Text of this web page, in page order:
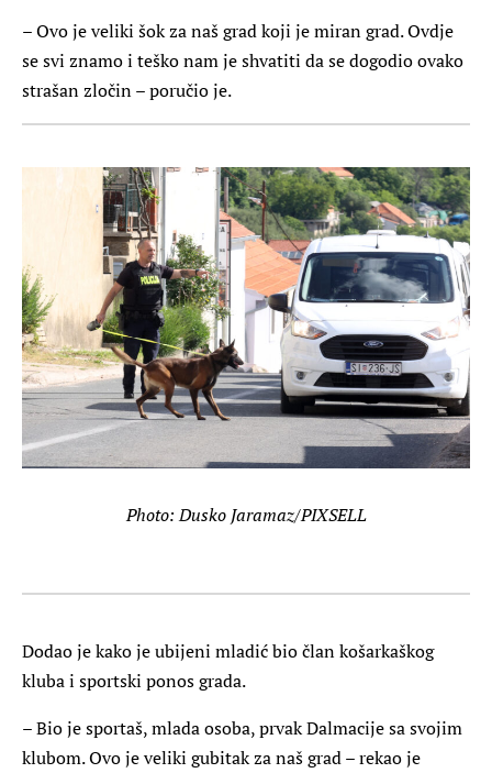
– Ovo je veliki šok za naš grad koji je miran grad. Ovdje
se svi znamo i teško nam je shvatiti da se dogodio ovako
strašan zločin – poručio je.
Photo: Dusko Jaramaz/PIXSELL
Dodao je kako je ubijeni mladić bio član košarkaškog
kluba i sportski ponos grada.
– Bio je sportaš, mlada osoba, prvak Dalmacije sa svojim
klubom. Ovo je veliki gubitak za naš grad – rekao je